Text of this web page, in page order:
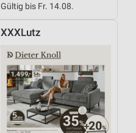
Gültig bis Fr. 14.08.
XXXLutz